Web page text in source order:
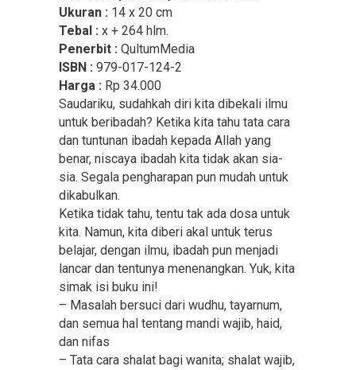
Ukuran : 14 x 20 cm
Tebal : x + 264 hlm.
Penerbit : QultumMedia
ISBN : 979-017-124-2
Harga : Rp 34.000
Saudariku, sudahkah diri kita dibekali ilmu
untuk beribadah? Ketika kita tahu tata cara
dan tuntunan ibadah kepada Allah yang
benar, niscaya ibadah kita tidak akan sia-
sia. Segala pengharapan pun mudah untuk
dikabulkan.
Ketika tidak tahu, tentu tak ada dosa untuk
kita. Namun, kita diberi akal untuk terus
belajar, dengan ilmu, ibadah pun menjadi
lancar dan tentunya menenangkan. Yuk, kita
simak isi buku ini!
– Masalah bersuci dari wudhu, tayarnum,
dan semua hal tentang mandi wajib, haid,
dan nifas
– Tata cara shalat bagi wanita; shalat wajib,